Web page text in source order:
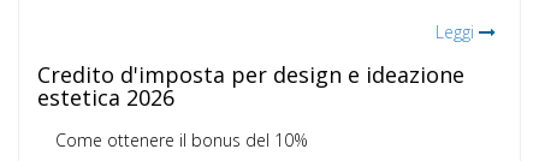
Leggi
Credito d'imposta per design e ideazione
estetica 2026
Come ottenere il bonus del 10%